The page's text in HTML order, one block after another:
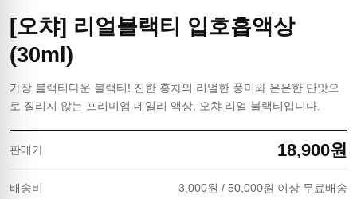
[오챠] 리얼블랙티 입호흡액상
(30ml)
가장 블랙티다운 블랙티! 진한 홍차의 리얼한 풍미와 은은한 단맛으
로 질리지 않는 프리미엄 데일리 액상, 오챠 리얼 블랙티입니다.
판매가 18,900원
배송비 3,000원 / 50,000원 이상 무료배송